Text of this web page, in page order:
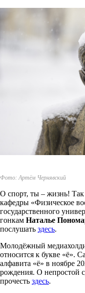
Фото: Артём Чернявский
О спорт, ты – жизнь! Так
кафедры «Физическое
государственного
гонкам Наталье
послушать здесь.
Молодёжный
относится к букве «ё».
алфавита «ё» в ноябре
рождения. О непростой
прочесть здесь.